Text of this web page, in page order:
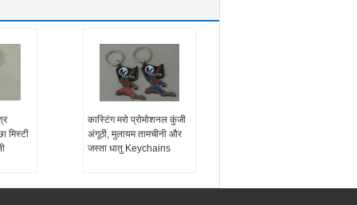
मिस्टी
कास्टिंग मरो प्रोमोशनल कुंजी
अंगूठी, मुलायम तामचीनी और
जस्ता धातु Keychains